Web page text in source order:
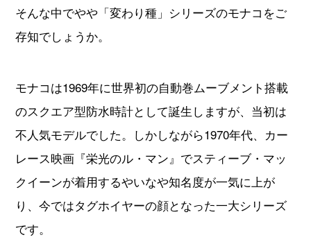
そんな中でやや「変わり種」シリーズのモナコをご
存知でしょうか。
モナコは1969年に世界初の自動巻ムーブメント搭載
のスクエア型防水時計として誕生しますが、当初は
不人気モデルでした。しかしながら1970年代、カー
レース映画『栄光のル・マン』でスティーブ・マッ
クイーンが着用するやいなや知名度が一気に上が
り、今ではタグホイヤーの顔となった一大シリーズ
です。